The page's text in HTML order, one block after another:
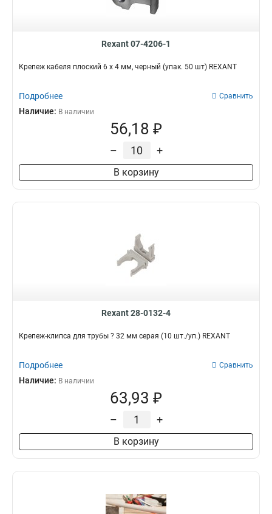
Rexant 07-4206-1
Крепеж кабеля плоский 6 х 4 мм, черный (упак. 50 шт) REXANT
Подробнее Сравнить
Наличие: В наличии
56,18 ₽
– +
В корзину
Rexant 28-0132-4
Крепеж-клипса для трубы ? 32 мм серая (10 шт./уп.) REXANT
Подробнее Сравнить
Наличие: В наличии
63,93 ₽
– +
В корзину